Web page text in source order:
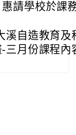
請學校於課
溪自造教育
三月份課程內